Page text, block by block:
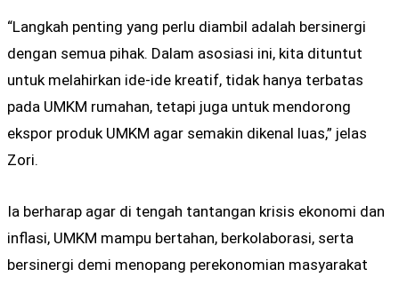
“Langkah penting yang perlu diambil adalah bersinergi
dengan semua pihak. Dalam asosiasi ini, kita dituntut
untuk melahirkan ide-ide kreatif, tidak hanya terbatas
pada UMKM rumahan, tetapi juga untuk mendorong
ekspor produk UMKM agar semakin dikenal luas,” jelas
Zori.
Ia berharap agar di tengah tantangan krisis ekonomi dan
inflasi, UMKM mampu bertahan, berkolaborasi, serta
bersinergi demi menopang perekonomian masyarakat